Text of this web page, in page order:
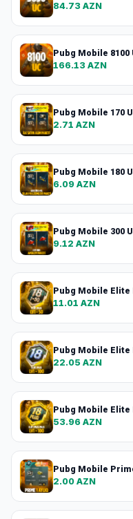
84.73 AZN
Pubg Mobile 8100
166.13 AZN
Pubg Mobile 170
2.71 AZN
Pubg Mobile 180
6.09 AZN
Pubg Mobile 300
9.12 AZN
Pubg Mobile Elite
11.01 AZN
Pubg Mobile Elite
22.05 AZN
Pubg Mobile Elite
53.96 AZN
Pubg Mobile
2.00 AZN